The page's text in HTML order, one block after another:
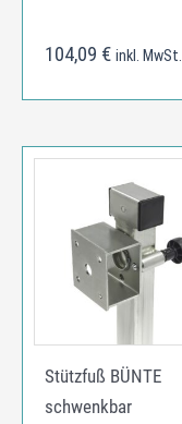
104,09 € inkl. MwSt.
Stützfuß BÜNTE
schwenkbar